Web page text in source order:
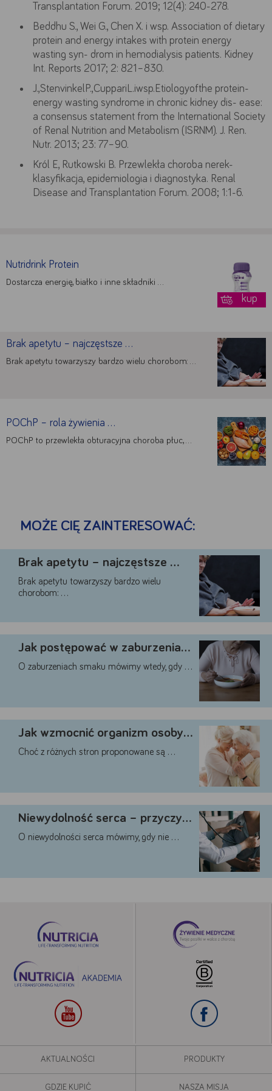
Transplantation Forum. 2019; 12(4): 240-278.
Beddhu S., Wei G., Chen X. i wsp. Association of dietary
protein and energy intakes with protein energy
wasting syn- drom in hemodialysis patients. Kidney
Int. Reports 2017; 2: 821–830.
J.,StenvinkelP.,CuppariL.iwsp.Etiologyofthe protein-
energy wasting syndrome in chronic kidney dis- ease:
a consensus statement from the International Society
of Renal Nutrition and Metabolism (ISRNM). J. Ren.
Nutr. 2013; 23: 77–90.
Król E, Rutkowski B. Przewlekła choroba nerek-
klasyfikacja, epidemiologia i diagnostyka. Renal
Disease and Transplantation Forum. 2008; 1:1-6.
Nutridrink Protein
Dostarcza energię, białko i inne składniki …
kup
Brak apetytu – najczęstsze …
Brak apetytu towarzyszy bardzo wielu chorobom: …
POChP – rola żywienia …
POChP to przewlekła obturacyjna choroba płuc, …
MOŻE CIĘ ZAINTERESOWAĆ:
Brak apetytu – najczęstsze …
Brak apetytu towarzyszy bardzo wielu
chorobom: …
Jak postępować w zaburzeniach …
O zaburzeniach smaku mówimy wtedy, gdy …
Jak wzmocnić organizm osoby …
Choć z różnych stron proponowane są …
Niewydolność serca – przyczyny, …
O niewydolności serca mówimy, gdy nie …
AKTUALNOŚCI PRODUKTY
GDZIE KUPIĆ NASZA MISJA
wszystkie
wybory
dobrowolne